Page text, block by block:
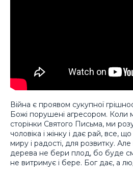
Війна є проявом сукупної
Божі порушені агресором. Коли
сторінки Святого Письма, ми
чоловіка і жінку і дає рай, все,
миру і радості, для розвитку. Але
дерева не бери плод, бо буде
не витримує і бере. Бог дає, а